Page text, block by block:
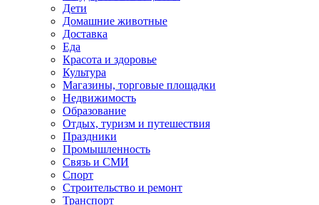
Дети
Домашние животные
Доставка
Еда
Красота и здоровье
Культура
Магазины, торговые площадки
Недвижимость
Образование
Отдых, туризм и путешествия
Праздники
Промышленность
Связь и СМИ
Спорт
Строительство и ремонт
Транспорт